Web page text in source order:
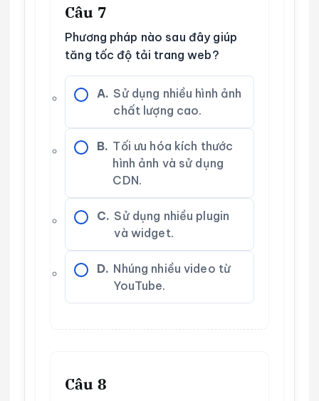
Câu 7
Phương pháp nào sau đây giúp
tăng tốc độ tải trang web?
A. Sử dụng nhiều hình ảnh
chất lượng cao.
B. Tối ưu hóa kích thước
hình ảnh và sử dụng
CDN.
C. Sử dụng nhiều plugin
và widget.
D. Nhúng nhiều video từ
YouTube.
Câu 8